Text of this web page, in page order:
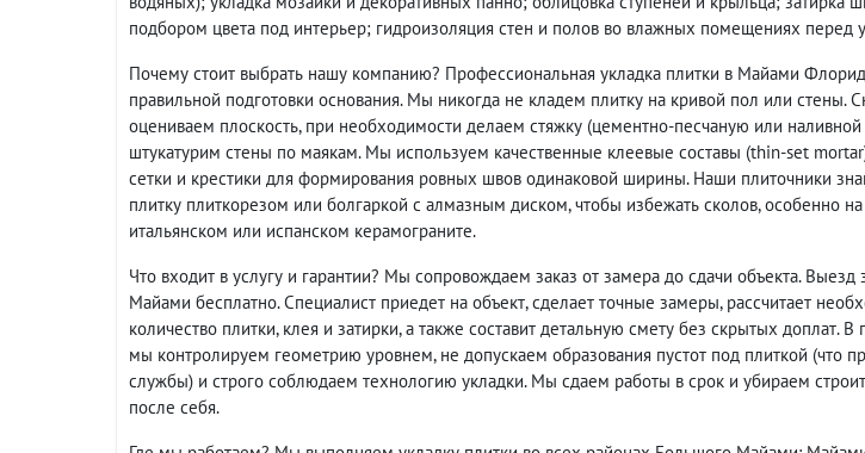
подбором цвета под интерьер; гидроизоляция стен и полов во влажных помещениях перед
Почему стоит выбрать нашу компанию? Профессиональная укладка плитки в Майами
правильной подготовки основания. Мы никогда не кладем плитку на кривой пол или стены.
оцениваем плоскость, при необходимости делаем стяжку (цементно-песчаную или
штукатурим стены по маякам. Мы используем качественные клеевые составы (thin-set
сетки и крестики для формирования ровных швов одинаковой ширины. Наши плиточники
плитку плиткорезом или болгаркой с алмазным диском, чтобы избежать сколов, особенно
итальянском или испанском керамограните.
Что входит в услугу и гарантии? Мы сопровождаем заказ от замера до сдачи объекта.
Майами бесплатно. Специалист приедет на объект, сделает точные замеры, рассчитает
количество плитки, клея и затирки, а также составит детальную смету без скрытых доплат. В
мы контролируем геометрию уровнем, не допускаем образования пустот под плиткой (что
службы) и строго соблюдаем технологию укладки. Мы сдаем работы в срок и убираем
после себя.